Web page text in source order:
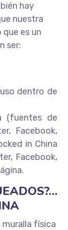
hay
nuestra
es un
ser:
dentro de
(fuentes de
Facebook,
in China
Facebook,
muralla física